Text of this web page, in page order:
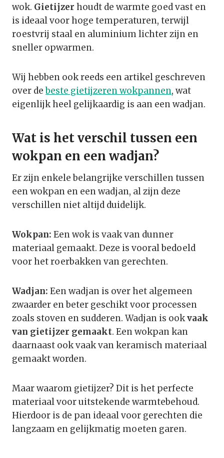
wok. Gietijzer houdt de warmte goed vast en
is ideaal voor hoge temperaturen, terwijl
roestvrij staal en aluminium lichter zijn en
sneller opwarmen.
Wij hebben ook reeds een artikel geschreven
over debeste gietijzeren wokpannen, wat
eigenlijk heel gelijkaardig is aan een wadjan.
Wat is het verschil tussen een
wokpan en een wadjan?
Er zijn enkele belangrijke verschillen tussen
een wokpan en een wadjan, al zijn deze
verschillen niet altijd duidelijk.
Wokpan: Een wok is vaak van dunner
materiaal gemaakt. Deze is vooral bedoeld
voor het roerbakken van gerechten.
Wadjan: Een wadjan is over het algemeen
zwaarder en beter geschikt voor processen
zoals stoven en sudderen. Wadjan is ookvaak
van gietijzer gemaakt. Een wokpan kan
daarnaast ook vaak van keramisch materiaal
gemaakt worden.
Maar waarom gietijzer? Dit is het perfecte
materiaal voor uitstekende warmtebehoud.
Hierdoor is de pan ideaal voor gerechten die
langzaam en gelijkmatig moeten garen.